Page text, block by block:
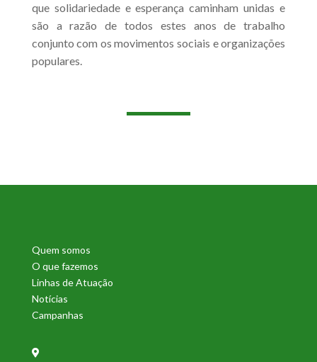
que solidariedade e esperança caminham unidas e
são a razão de todos estes anos de trabalho
conjunto com os movimentos sociais e organizações
populares.
Quem somos
O que fazemos
Linhas de Atuação
Notícias
Campanhas